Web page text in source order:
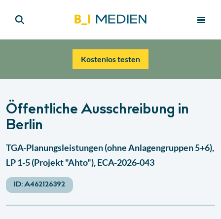
Kostenlos testen
Öffentliche Ausschreibung in
Berlin
TGA-Planungsleistungen (ohne Anlagengruppen 5+6),
LP 1-5 (Projekt "Ahto"), ECA-2026-043
ID:A462126392